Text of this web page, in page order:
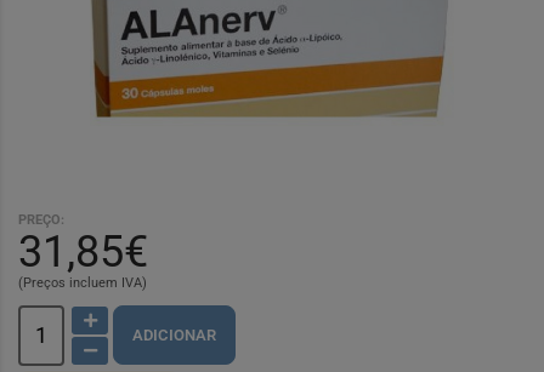
PREÇO:
31,85€
(Preços incluem IVA)
ADICIONAR